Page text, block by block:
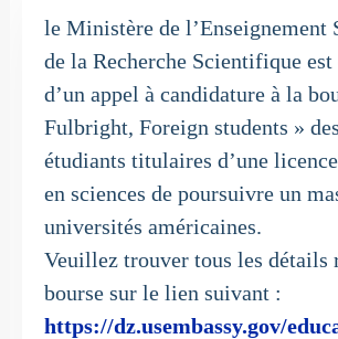
le Ministère de l’Enseignement
de la Recherche Scientifique
d’un appel à candidature à la
Fulbright, Foreign students »
étudiants titulaires d’une
en sciences de poursuivre un
universités américaines.
Veuillez trouver tous les détails
bourse sur le lien suivant :
https://dz.usembassy.gov/